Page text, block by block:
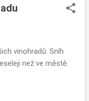
Argentiny
Vše koupeno v
spotřební víno,
kvalitě.
vinohradů. Sníh
než ve městě.